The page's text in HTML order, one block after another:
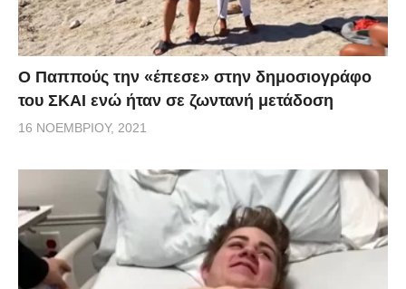
Ο Παππούς την «έπεσε» στην δημοσιογράφο
του ΣΚΑΙ ενώ ήταν σε ζωντανή μετάδοση
16 ΝΟΕΜΒΡΊΟΥ, 2021